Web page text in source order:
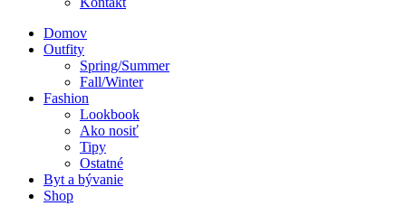
Domov
Outfity
Spring/Summer
Fall/Winter
Fashion
Lookbook
Ako nosiť
Tipy
Ostatné
Byt a bývanie
Shop